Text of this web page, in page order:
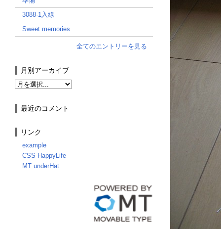
3088-1入線
Sweet memories
全てのエントリーを見る
月別アーカイブ
最近のコメント
リンク
example
CSS HappyLife
MT underHat